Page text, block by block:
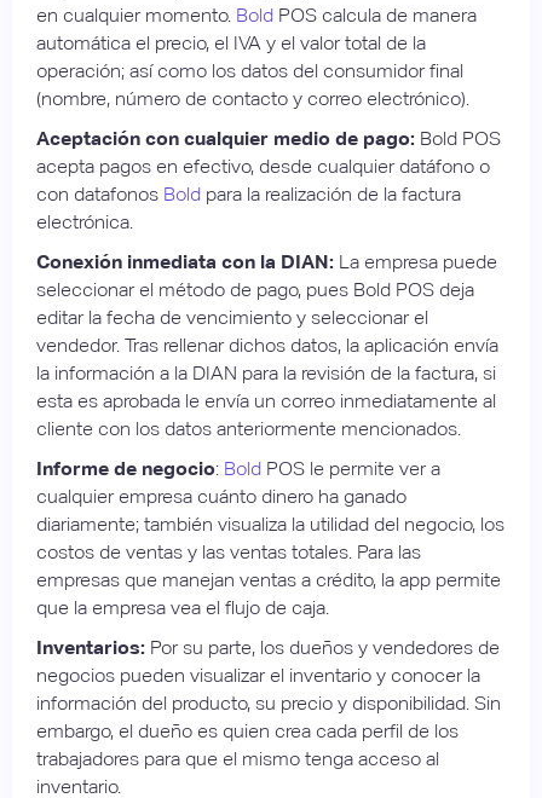
en cualquier momento. Bold POS calcula de manera
automática el precio, el IVA y el valor total de la
operación; así como los datos del consumidor final
(nombre, número de contacto y correo electrónico).
Aceptación con cualquier medio de pago: Bold POS
acepta pagos en efectivo, desde cualquier datáfono o
con datafonos Bold para la realización de la factura
electrónica.
Conexión inmediata con la DIAN: La empresa puede
seleccionar el método de pago, pues Bold POS deja
editar la fecha de vencimiento y seleccionar el
vendedor. Tras rellenar dichos datos, la aplicación envía
la información a la DIAN para la revisión de la factura, si
esta es aprobada le envía un correo inmediatamente al
cliente con los datos anteriormente mencionados.
Informe de negocio: Bold POS le permite ver a
cualquier empresa cuánto dinero ha ganado
diariamente; también visualiza la utilidad del negocio, los
costos de ventas y las ventas totales. Para las
empresas que manejan ventas a crédito, la app permite
que la empresa vea el flujo de caja.
Inventarios: Por su parte, los dueños y vendedores de
negocios pueden visualizar el inventario y conocer la
información del producto, su precio y disponibilidad. Sin
embargo, el dueño es quien crea cada perfil de los
trabajadores para que el mismo tenga acceso al
inventario.